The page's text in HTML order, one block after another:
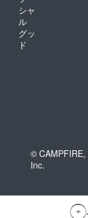
シャ
ル
グッ
ド
© CAMPFIRE,
Inc.